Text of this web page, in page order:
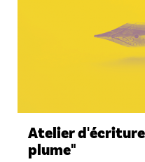
Atelier
plume"